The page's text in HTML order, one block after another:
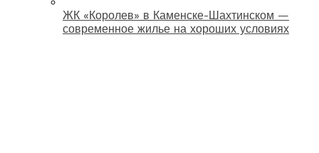
ЖК «Королев» в Каменске-Шахтинском —
современное жилье на хороших условиях